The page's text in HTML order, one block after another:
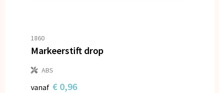
1860
Markeerstift drop
ABS
vanaf € 0,96